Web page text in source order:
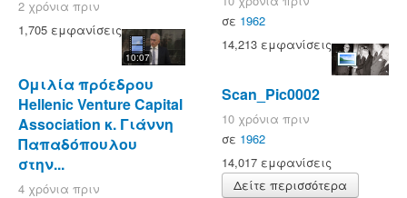
2 χρόνια πριν
1,705 εμφανίσεις
10:07
Ομιλία πρόεδρου
Hellenic Venture Capital
Association κ. Γιάννη
Παπαδόπουλου
στην...
4 χρόνια πριν
σε 1962
14,213 εμφανίσεις
Scan_Pic0002
10 χρόνια πριν
σε 1962
14,017 εμφανίσεις
Δείτε περισσότερα